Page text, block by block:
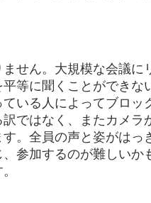
せん。大規模な会議に
等に聞くことができな
いる人によってブロ
ではなく、またカメ
。全員の声と姿がはっ
参加するのが難しい